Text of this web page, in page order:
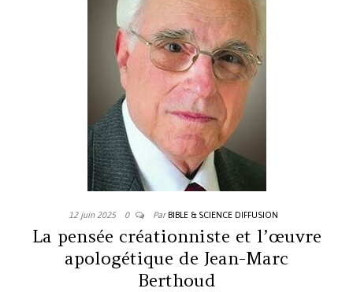
12 juin 2025 0 Par BIBLE & SCIENCE DIFFUSION
La pensée créationniste et l’œuvre
apologétique de Jean-Marc
Berthoud